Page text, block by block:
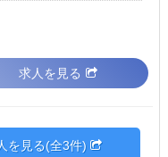
求人を見る
を見る(全3件)